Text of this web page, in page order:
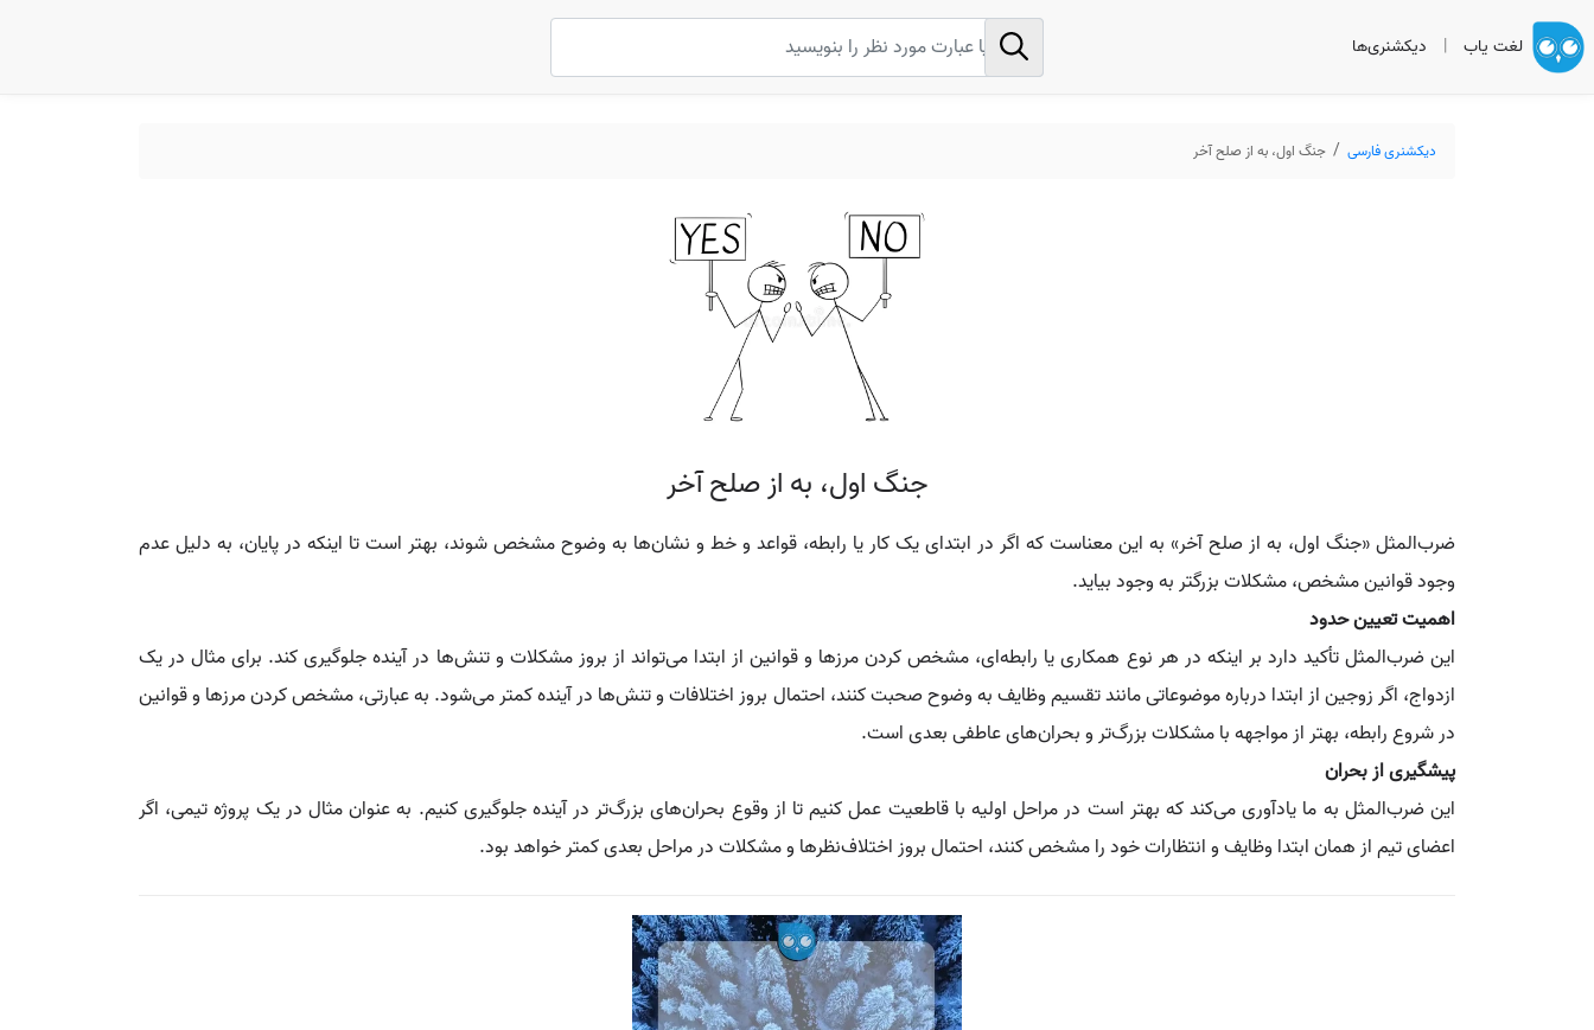
لغت یاب | دیکشنری‌ها
دیکشنری فارسی جنگ اول، به از صلح آخر
جنگ اول، به از صلح آخر
ضرب‌المثل «جنگ اول، به از صلح آخر» به این معناست که اگر در ابتدای یک کار یا رابطه، قواعد و خط‌ و نشان‌ها به وضوح مشخص شوند، بهتر است تا اینکه در پایان، به دلیل عدم
وجود قوانین مشخص، مشکلات بزرگتر به وجود بیاید.
اهمیت تعیین حدود
این ضرب‌المثل تأکید دارد بر اینکه در هر نوع همکاری یا رابطه‌ای، مشخص کردن مرزها و قوانین از ابتدا می‌تواند از بروز مشکلات و تنش‌ها در آینده جلوگیری کند. برای مثال در یک
ازدواج، اگر زوجین از ابتدا درباره موضوعاتی مانند تقسیم وظایف به وضوح صحبت کنند، احتمال بروز اختلافات و تنش‌ها در آینده کمتر می‌شود. به عبارتی، مشخص کردن مرزها و قوانین
در شروع رابطه، بهتر از مواجهه با مشکلات بزرگ‌تر و بحران‌های عاطفی بعدی است.
پیشگیری از بحران
این ضرب‌المثل به ما یادآوری می‌کند که بهتر است در مراحل اولیه با قاطعیت عمل کنیم تا از وقوع بحران‌های بزرگ‌تر در آینده جلوگیری کنیم. به عنوان مثال در یک پروژه تیمی، اگر
اعضای تیم از همان ابتدا وظایف و انتظارات خود را مشخص کنند، احتمال بروز اختلاف‌نظرها و مشکلات در مراحل بعدی کمتر خواهد بود.